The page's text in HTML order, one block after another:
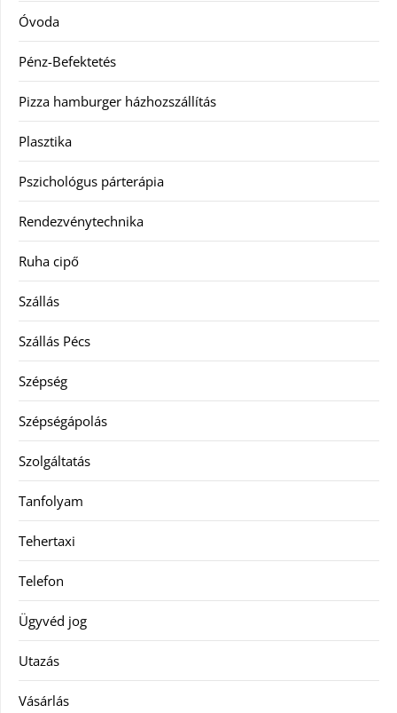
Óvoda
Pénz-Befektetés
Pizza hamburger házhozszállítás
Plasztika
Pszichológus párterápia
Rendezvénytechnika
Ruha cipő
Szállás
Szállás Pécs
Szépség
Szépségápolás
Szolgáltatás
Tanfolyam
Tehertaxi
Telefon
Ügyvéd jog
Utazás
Vásárlás